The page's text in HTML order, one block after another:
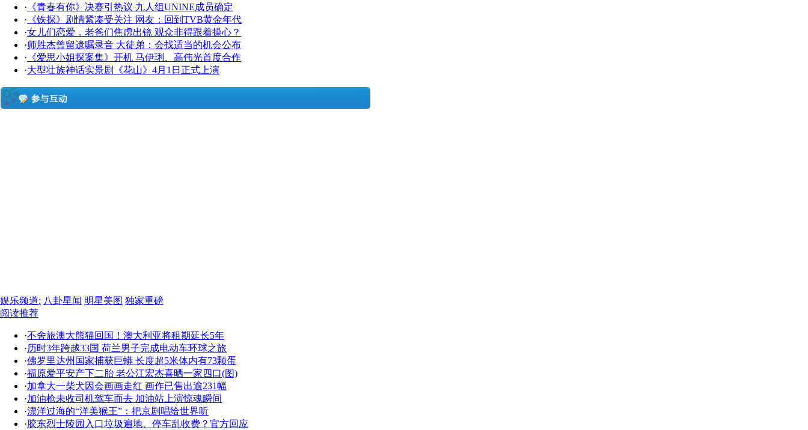
· 《青春有你》决赛引热议 九人组UNINE成员确定
· 《铁探》剧情紧凑受关注 网友：回到TVB黄金年代
·女儿们恋爱，老爸们焦虑出镜 观众非得跟着操心？
·师胜杰曾留遗嘱录音 大徒弟：会找适当的机会公布
· 《爱思小姐探案集》开机 马伊琍、高伟光首度合作
·大型壮族神话实景剧《花山》4月1日正式上演
娱乐频道: 八卦星闻 明星美图 独家重磅
阅读推荐
·不舍旅澳大熊猫回国！澳大利亚将租期延长5年
·历时3年跨越33国 荷兰男子完成电动车环球之旅
·佛罗里达州国家捕获巨蟒 长度超5米体内有73颗蛋
·福原爱平安产下二胎 老公江宏杰喜晒一家四口(图)
·加拿大一柴犬因会画画走红 画作已售出逾231幅
·加油枪未收司机驾车而去 加油站上演惊魂瞬间
·漂洋过海的“洋美猴王”：把京剧唱给世界听
·胶东烈士陵园入口垃圾遍地、停车乱收费？官方回应